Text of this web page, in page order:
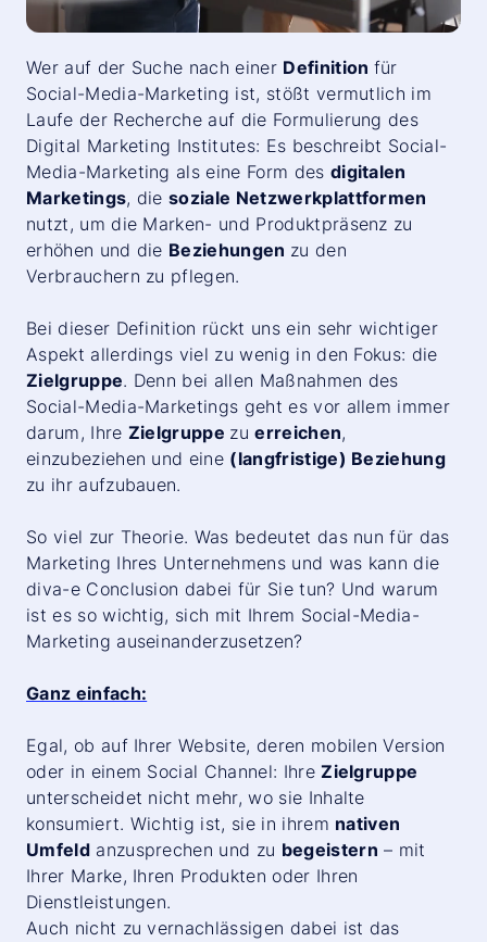
Wer auf der Suche nach einer Definition für
Social-Media-Marketing ist, stößt vermutlich im
Laufe der Recherche auf die Formulierung des
Digital Marketing Institutes: Es beschreibt Social-
Media-Marketing als eine Form des digitalen
Marketings, diesoziale Netzwerkplattformen
nutzt, um die Marken- und Produktpräsenz zu
erhöhen und die Beziehungen zu den
Verbrauchern zu pflegen.
Bei dieser Definition rückt uns ein sehr wichtiger
Aspekt allerdings viel zu wenig in den Fokus: die
Zielgruppe. Denn bei allen Maßnahmen des
Social-Media-Marketings geht es vor allem immer
darum, Ihre Zielgruppe zuerreichen,
einzubeziehen und eine (langfristige) Beziehung
zu ihr aufzubauen.
So viel zur Theorie. Was bedeutet das nun für das
Marketing Ihres Unternehmens und was kann die
diva-eConclusion dabei für Sie tun? Und warum
ist es so wichtig, sich mit Ihrem Social-Media-
Marketing auseinanderzusetzen?
Ganz einfach:
Egal, ob auf Ihrer Website, deren mobilen Version
oder in einem Social Channel: IhreZielgruppe
unterscheidet nicht mehr, wo sie Inhalte
konsumiert. Wichtig ist, sie in ihrem nativen
Umfeldanzusprechen und zu begeistern – mit
Ihrer Marke, Ihren Produkten oder Ihren
Dienstleistungen.
Auch nicht zu vernachlässigen dabei ist das